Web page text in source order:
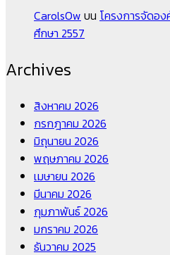
CarolsOw บน โครงการจัดอง
ศึกษา 2557
Archives
สิงหาคม 2026
กรกฎาคม 2026
มิถุนายน 2026
พฤษภาคม 2026
เมษายน 2026
มีนาคม 2026
กุมภาพันธ์ 2026
มกราคม 2026
ธันวาคม 2025